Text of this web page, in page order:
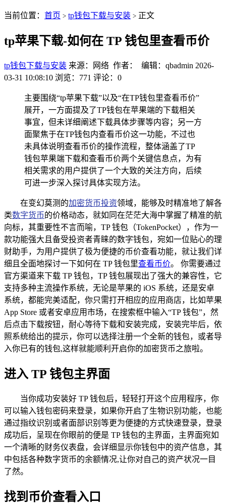
当前位置： 首页 > tp钱包下载与安装 > 正文
tp苹果下载-如何在 TP 钱包里查看币价
tp钱包下载与安装 来源：网络 作者： 编辑：qbadmin 2026-
03-31 10:08:10 浏览：771 评论：0
主要围绕“tp苹果下载”以及“在TP钱包里查看币价”
展开，一方面提及了TP钱包在苹果端的下载相关
事宜，但未详细阐述下载具体步骤等内容；另一方
面聚焦于在TP钱包内查看币价这一功能，不过也
未具体说明查看币价的操作流程，整体涵盖了TP
钱包苹果端下载和查看币价两个关键信息点，为有
相关需求的用户提供了一个大致的关注方向，后续
可进一步深入探讨具体实现方法。
在变幻莫测的加密货币投资领域，能够及时精准地了解各
类数字货币的价格动态，就如同在茫茫大海中掌握了精准的航
向标，其重要性不言而喻，TP 钱包（TokenPocket），作为一
款功能强大且备受投资者青睐的数字钱包，宛如一位贴心的理
财助手，为用户提供了极为便捷的币价查看功能，就让我们详
细且全面地探讨一下如何在 TP 钱包里查看币价。 你需要通过
官方渠道来下载 TP 钱包，TP 钱包展现出了强大的兼容性，它
支持多种主流操作系统，无论是苹果的 iOS 系统，还是安卓
系统，都能完美适配，你只需打开相应的应用商店，比如苹果
App Store 或者安卓应用市场，在搜索框中输入“TP 钱包”，然
后点击下载按钮，耐心等待下载和安装完成，安装完毕后，依
照系统给出的提示，你可以选择注册一个全新的钱包，或者导
入你已有的钱包,这样就能顺利开启你的加密货币之旅啦。
进入 TP 钱包主界面
当你成功安装好 TP 钱包后，轻轻打开这个应用程序，你
可以输入钱包密码来登录，如果你开启了生物识别功能，也能
通过指纹识别或者面部识别等更为便捷的方式快速登录，登录
成功后，呈现在你眼前的便是 TP 钱包的主界面，主界面宛如
一个清晰的财务仪表盘，会详细显示你钱包中的资产信息，其
中包括各种数字货币的余额情况,让你对自己的资产状况一目
了然。
找到币价查看入口